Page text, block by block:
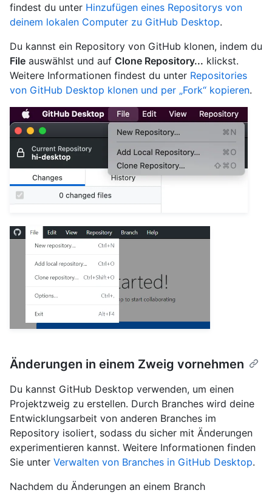
findest du unter Hinzufügen eines Repositorys von
deinem lokalen Computer zu GitHub Desktop.
Du kannst ein Repository von GitHub klonen, indem du
File auswählst und auf Clone Repository... klickst.
Weitere Informationen findest du unter Repositories
von GitHub Desktop klonen und per „Fork“ kopieren.
Änderungen in einem Zweig vornehmen
Du kannst GitHub Desktop verwenden, um einen
Projektzweig zu erstellen. Durch Branches wird deine
Entwicklungsarbeit von anderen Branches im
Repository isoliert, sodass du sicher mit Änderungen
experimentieren kannst. Weitere Informationen finden
Sie unter Verwalten von Branches in GitHub Desktop.
Nachdem du Änderungen an einem Branch